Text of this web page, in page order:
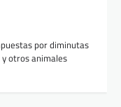
por diminutas
otros animales